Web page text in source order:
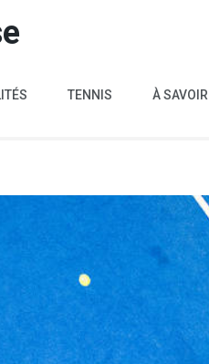
TENNIS À SAVOIR